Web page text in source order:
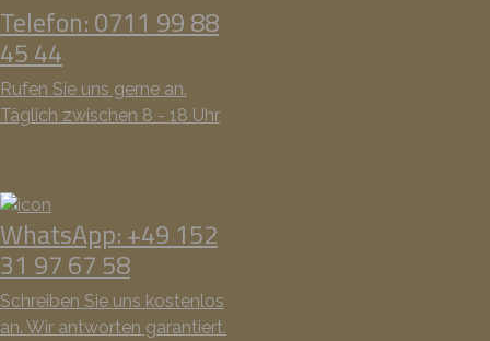
Telefon: 0711 99 88
45 44
Rufen Sie uns gerne an.
Täglich zwischen 8 - 18 Uhr
WhatsApp: +49 152
31 97 67 58
Schreiben Sie uns kostenlos
an. Wir antworten garantiert.